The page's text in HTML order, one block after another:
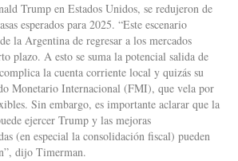
Trump en Estados Unidos, se redujeron de
esperados para 2025. “Este escenario
la Argentina de regresar a los mercados
plazo. A esto se suma la potencial salida de
la cuenta corriente local y quizás su
Monetario Internacional (FMI), que vela por
Sin embargo, es importante aclarar que la
ejercer Trump y las mejoras
(en especial la consolidación fiscal) pueden
dijo Timerman.